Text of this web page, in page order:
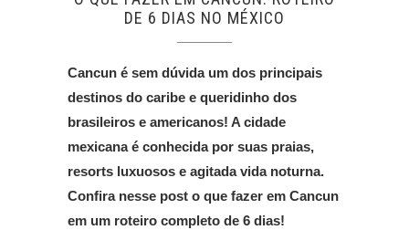
DE 6 DIAS NO MÉXICO
Cancun é sem dúvida um dos principais
destinos do caribe e queridinho dos
brasileiros e americanos! A cidade
mexicana é conhecida por suas praias,
resorts luxuosos e agitada vida noturna.
Confira nesse post o que fazer em Cancun
em um roteiro completo de 6 dias!